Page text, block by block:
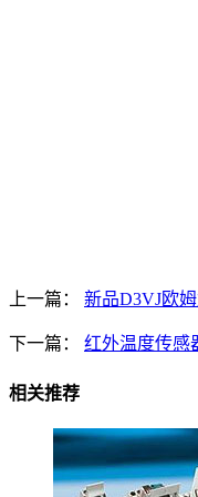
上一篇： 新品D3VJ欧
下一篇： 红外温度传感
相关推荐